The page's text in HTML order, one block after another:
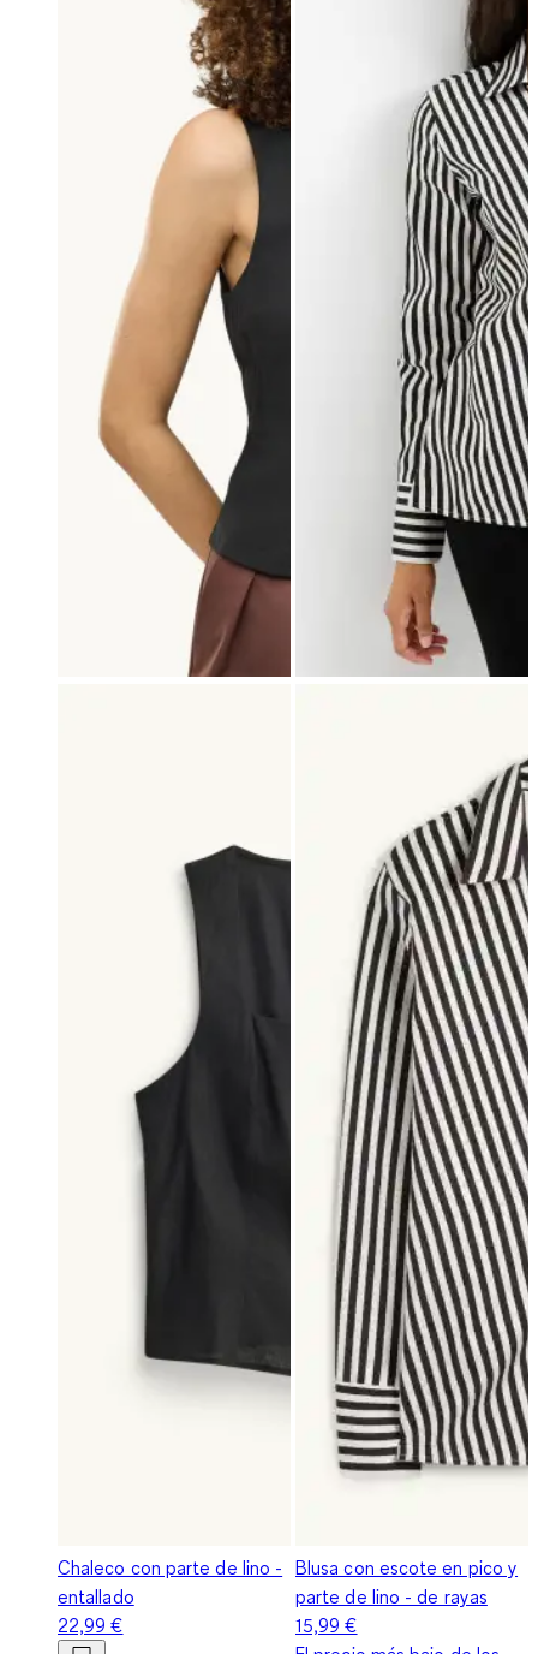
Chaleco con parte de lino -
entallado
22,99 €
Blusa con escote en pico y
parte de lino - de rayas
15,99 €